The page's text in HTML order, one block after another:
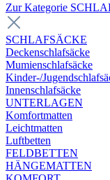
Zur Kategorie
SCHLAFSÄCKE
Deckenschlafsäcke
Mumienschlafsäcke
Kinder-/
Innenschlafsäcke
UNTERLAGEN
Komfortmatten
Leichtmatten
Luftbetten
FELDBETTEN
HÄNGEMATTEN